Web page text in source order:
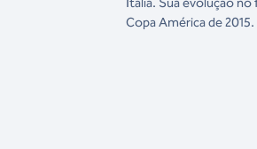
Copa América de 2015.